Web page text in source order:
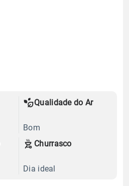
Qualidade do Ar
Bom
Churrasco
Dia ideal